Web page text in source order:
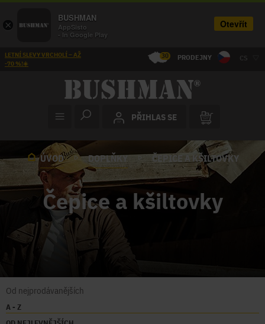
LETNÍ SLEVY VRCHOLÍ – AŽ
-70 %!☀️
30 PRODEJNY CS
PŘIHLAS SE
ÚVOD DOPLŇKY ČEPICE A KŠILTOVKY
Čepice a kšiltovky
Od nejprodávanějších
A - Z
×
BUSHMAN
AppSisto
- In Google Play
Otevřít